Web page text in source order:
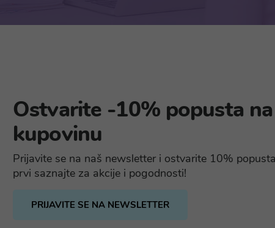
Ostvarite -10% popusta
kupovinu
Prijavite se na naš newsletter i ostvarite 10%
prvi saznajte za akcije i pogodnosti!
PRIJAVITE SE NA NEWSLETTER